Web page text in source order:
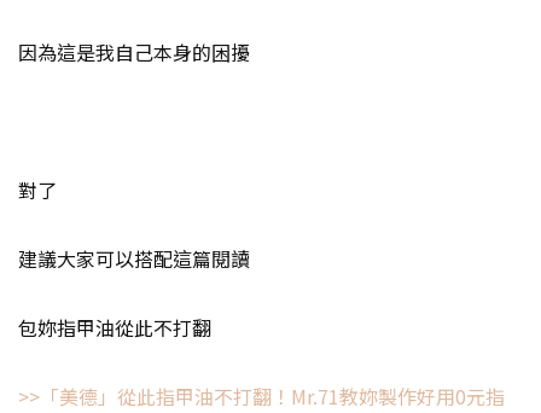
因為這是我自己本身的困擾
對了
建議大家可以搭配這篇閱讀
包妳指甲油從此不打翻
>>「美德」從此指甲油不打翻！Mr.71教妳製作好用0元指